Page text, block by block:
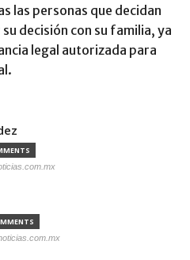
las personas que decidan
decisión con su familia, ya
legal autorizada para